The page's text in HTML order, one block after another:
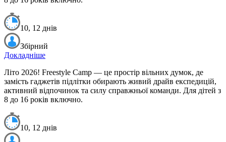
10, 12 днів
Збірний
Докладніше
Літо 2026! Freestyle Camp — це простір вільних думок, де
замість гаджетів підлітки обирають живий драйв експедицій,
активний відпочинок та силу справжньої команди. Для дітей з
8 до 16 років включно.
10, 12 днів